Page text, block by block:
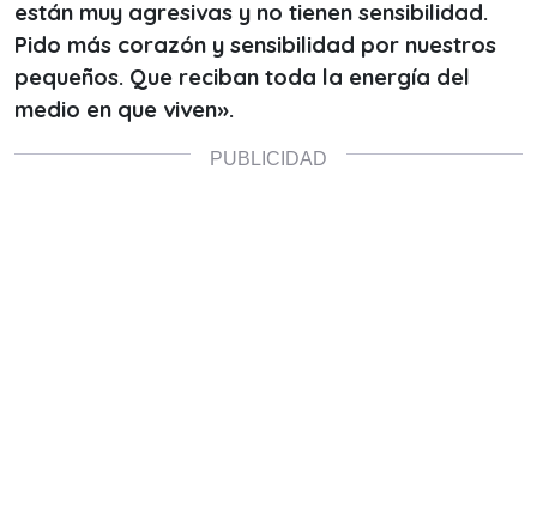
están muy agresivas y no tienen sensibilidad.
Pido más corazón y sensibilidad por nuestros
pequeños. Que reciban toda la energía del
medio en que viven».